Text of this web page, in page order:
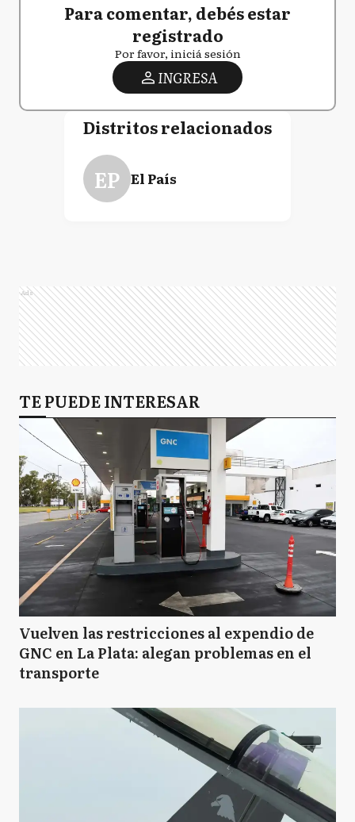
Para comentar, debés estar
registrado
Por favor, iniciá sesión
INGRESA
Distritos relacionados
EP El País
Ads
TE PUEDE INTERESAR
Vuelven las restricciones al expendio de
GNC en La Plata: alegan problemas en el
transporte